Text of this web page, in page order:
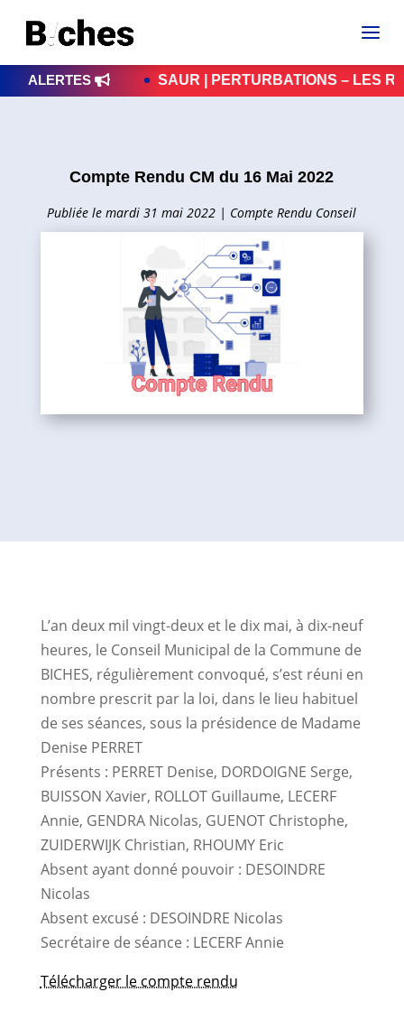
ALERTES
SAUR | PERTURBATIONS – LES RÉPARATIONS
Compte Rendu CM du 16 Mai 2022
mardi 31 mai 2022 | Compte Rendu Conseil
L’an deux mil vingt-deux et le dix mai, à dix-neuf
heures, le Conseil Municipal de la Commune de
BICHES, régulièrement convoqué, s’est réuni en
nombre prescrit par la loi, dans le lieu habituel
de ses séances, sous la présidence de Madame
Denise PERRET
Présents : PERRET Denise, DORDOIGNE Serge,
BUISSON Xavier, ROLLOT Guillaume, LECERF
Annie, GENDRA Nicolas, GUENOT Christophe,
ZUIDERWIJK Christian, RHOUMY Eric
Absent ayant donné pouvoir : DESOINDRE
Nicolas
Absent excusé : DESOINDRE Nicolas
Secrétaire de séance : LECERF Annie
Télécharger le compte rendu